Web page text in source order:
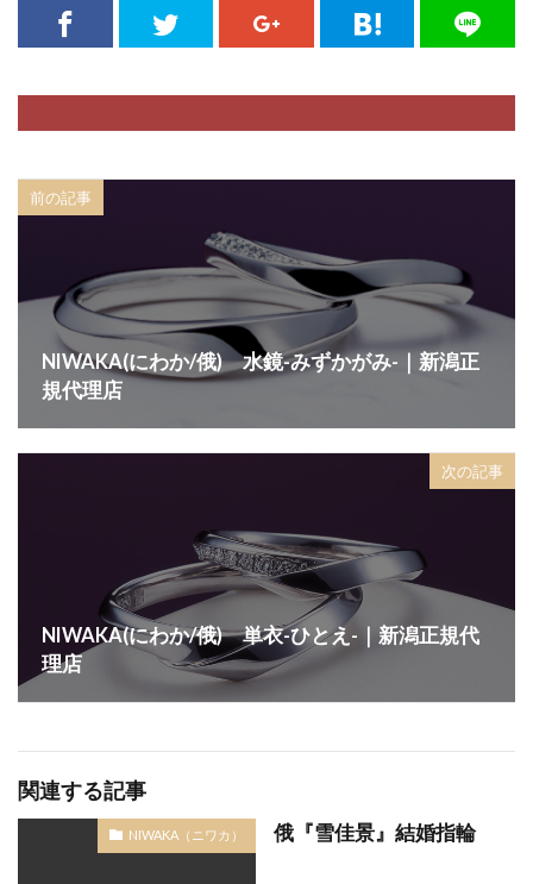
前の記事
NIWAKA(にわか/俄) 水鏡-みずかがみ-｜新潟正
規代理店
次の記事
NIWAKA(にわか/俄) 単衣-ひとえ-｜新潟正規代
理店
関連する記事
NIWAKA（ニワカ） 俄『雪佳景』結婚指輪